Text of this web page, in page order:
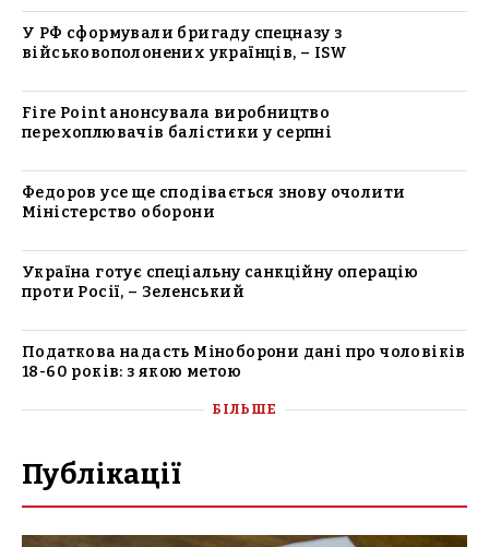
У РФ сформували бригаду спецназу з
військовополонених українців, – ISW
Fire Point анонсувала виробництво
перехоплювачів балістики у серпні
Федоров усе ще сподівається знову очолити
Міністерство оборони
Україна готує спеціальну санкційну операцію
проти Росії, – Зеленський
Податкова надасть Міноборони дані про чоловіків
18-60 років: з якою метою
БІЛЬШЕ
Публікації